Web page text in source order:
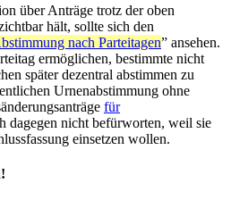
über Anträge trotz der oben
hält, sollte sich den
nach Parteitagen” ansehen.
ermöglichen, bestimmte nicht
später dezentral abstimmen zu
Urnenabstimmung ohne
für
dagegen nicht befürworten, weil sie
einsetzen wollen.